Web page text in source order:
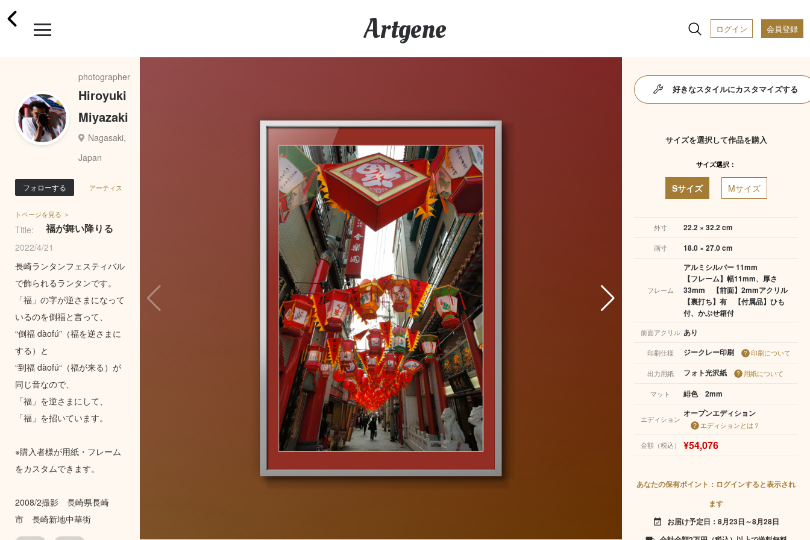
Artgene ログイン 会員登録
photographer
Hiroyuki
Miyazaki
Nagasaki,
Japan
フォローする アーティス
トページを見る ＞
Title: 福が舞い降りる
2022/4/21
長崎ランタンフェスティバル
で飾られるランタンです。
「福」の字が逆さまになって
いるのを倒福と言って、
“倒福 dàofú”（福を逆さまに
する）と
“到福 dàofú“（福が来る）が
同じ音なので、
「福」を逆さまにして、
「福」を招いています。
※購入者様が用紙・フレーム
をカスタムできます。
2008/2撮影 長崎県長崎
市 長崎新地中華街
好きなスタイルにカスタマイズする
サイズを選択して作品を購入
サイズ選択：
Sサイズ Mサイズ
外寸 22.2 × 32.2 cm
画寸 18.0 × 27.0 cm
フレーム
アルミシルバー 11mm
【フレーム】幅11mm、厚さ
33mm 【前面】2mmアクリル
【裏打ち】有 【付属品】ひも
付、かぶせ箱付
前面アクリル あり
印刷仕様 ジークレー印刷 印刷について
出力用紙 フォト光沢紙 用紙について
マット 緋色 2mm
エディション
オープンエディション
エディションとは？
金額（税込） ¥54,076
あなたの保有ポイント：ログインすると表示され
ます
event_available お届け予定日：8月23日～8月28日